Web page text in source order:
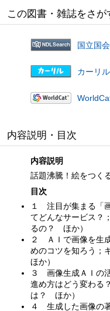
この図書・雑誌をさが
国立国
カーリル
内容説明・目次
内容説明
話題沸騰！絵をつく
目次
１ 注目が集まる「
てどんなサービス？
るの？ ほか）
２ ＡＩで画像を生
めのコツを知ろう；
ほか）
３ 画像生成ＡＩの
進め方はどう変わる
は？ ほか）
４ 生成した画像の